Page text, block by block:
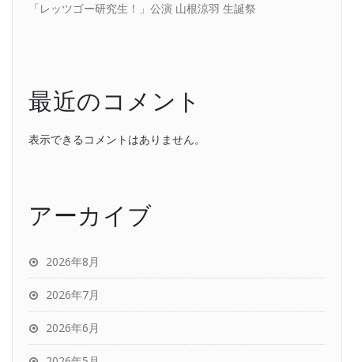
「レッツゴー研究生！」公演 山根涼羽 生誕祭
最近のコメント
表示できるコメントはありません。
アーカイブ
2026年8月
2026年7月
2026年6月